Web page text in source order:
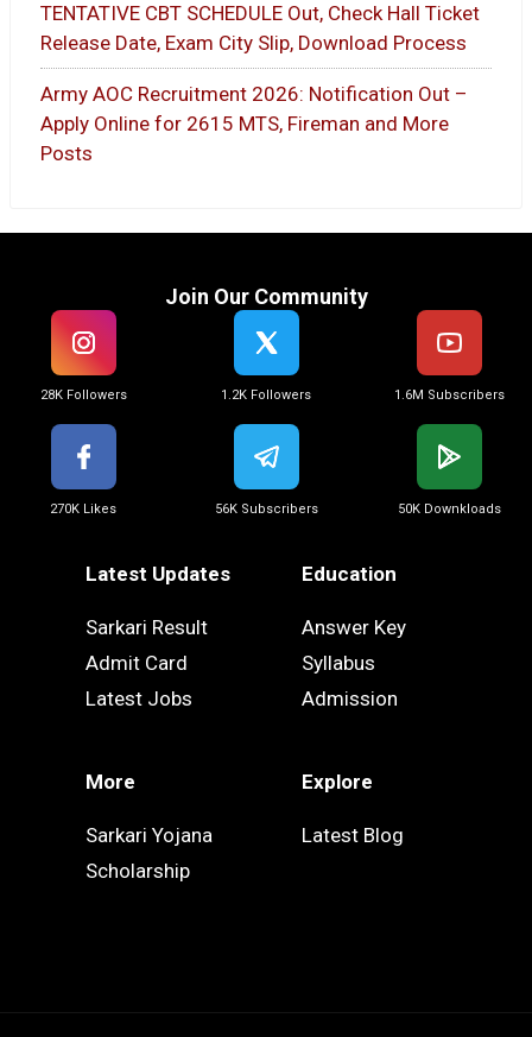
TENTATIVE CBT SCHEDULE Out, Check Hall Ticket
Release Date, Exam City Slip, Download Process
Army AOC Recruitment 2026: Notification Out –
Apply Online for 2615 MTS, Fireman and More
Posts
Join Our Community
28K Followers 1.2K Followers 1.6M Subscribers
270K Likes 56K Subscribers 50K Downkloads
Latest Updates
Sarkari Result
Admit Card
Latest Jobs
Education
Answer Key
Syllabus
Admission
More
Sarkari Yojana
Scholarship
Explore
Latest Blog